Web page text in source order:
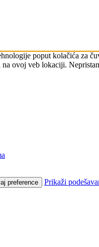
poput kolačića za
ovoj veb lokaciji.
preference Prikaži